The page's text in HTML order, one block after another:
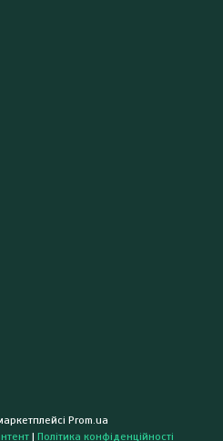
Prom.ua
| Політика конфіденційності